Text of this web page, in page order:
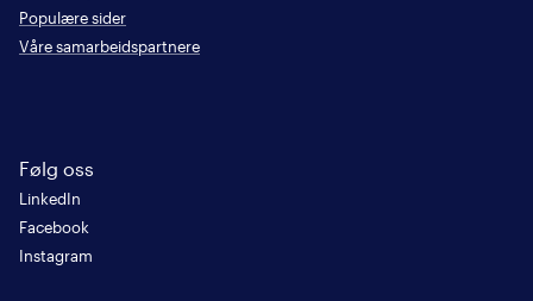
Populære sider
Våre samarbeidspartnere
Følg oss
LinkedIn
Facebook
Instagram